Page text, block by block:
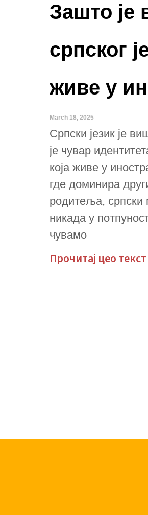
Зашто је
српског
живе у
March 18, 2025
Српски језик је
је чувар
која живе у
где доминира
родитеља,
никада у
чувамо
Прочитај цео текст